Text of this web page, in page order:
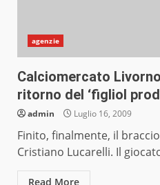
agenzie
Calciomercato
ritorno del ‘figliol
admin Luglio 16, 2009
Finito, finalmente, il
Cristiano Lucarelli. Il
Read More